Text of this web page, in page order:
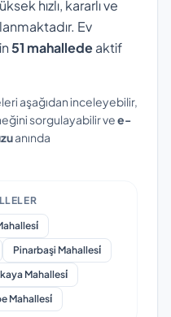
hızlı, kararlı ve
Ev
51 mahalledeaktif
aşağıdan inceleyebilir,
sorgulayabilir vee-
anında
Pinarbaşi Mahallesi̇
Mahallesi̇
Mahallesi̇